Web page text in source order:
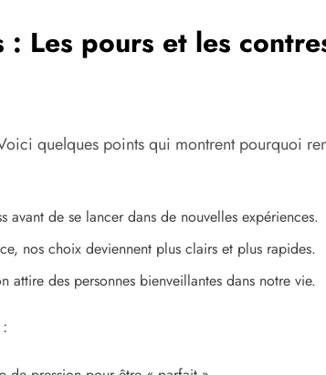
Les pours et les
quelques points qui montrent pourquoi
avant de se lancer dans de nouvelles expériences.
nos choix deviennent plus clairs et plus rapides.
attire des personnes bienveillantes dans notre vie.